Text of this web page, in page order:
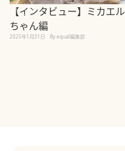
【インタビュー】ミカエル
ちゃん編
2025年1月31日 By equall編集部